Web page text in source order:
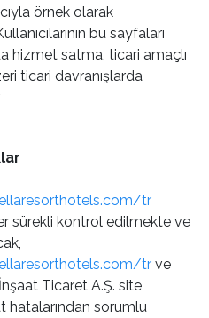
örnek olarak
bu sayfaları
hizmet satma, ticari amaçlı
ticari davranışlarda
tr
sürekli kontrol edilmekte ve
tr ve
Ticaret A.Ş. site
hatalarından sorumlu